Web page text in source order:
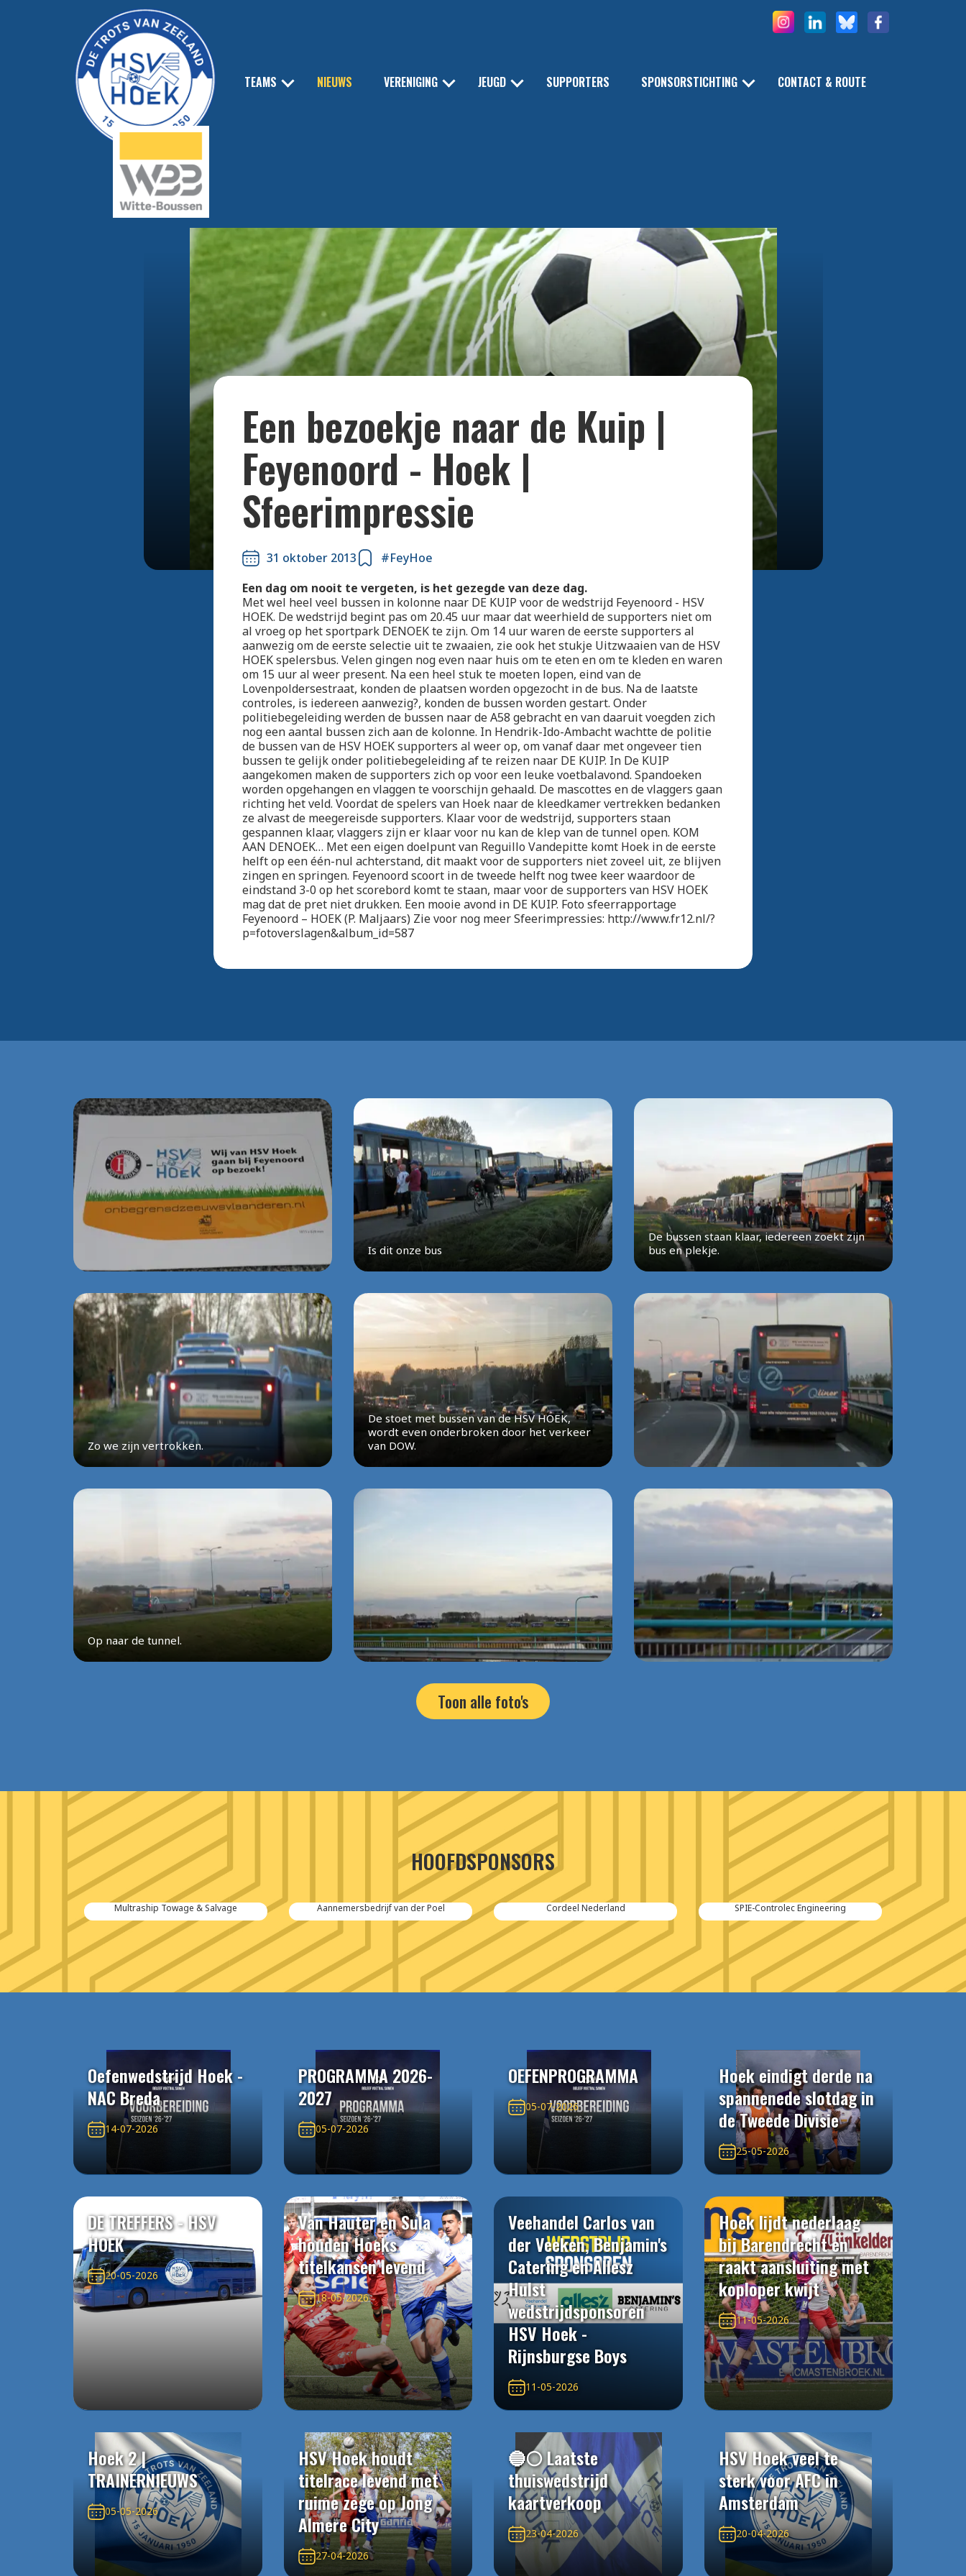
TEAMS NIEUWS VERENIGING JEUGD SUPPORTERS SPONSORSTICHTING CONTACT & ROUTE
Bekijk alle foto's
Een bezoekje naar de Kuip |
Feyenoord - Hoek |
Sfeerimpressie
31 oktober 2013
#FeyHoe
Een dag om nooit te vergeten, is het gezegde van deze dag.
Met wel heel veel bussen in kolonne naar DE KUIP voor de wedstrijd Feyenoord - HSV
HOEK. De wedstrijd begint pas om 20.45 uur maar dat weerhield de supporters niet om
al vroeg op het sportpark DENOEK te zijn. Om 14 uur waren de eerste supporters al
aanwezig om de eerste selectie uit te zwaaien, zie ook het stukje Uitzwaaien van de HSV
HOEK spelersbus. Velen gingen nog even naar huis om te eten en om te kleden en waren
om 15 uur al weer present. Na een heel stuk te moeten lopen, eind van de
Lovenpoldersestraat, konden de plaatsen worden opgezocht in de bus. Na de laatste
controles, is iedereen aanwezig?, konden de bussen worden gestart. Onder
politiebegeleiding werden de bussen naar de A58 gebracht en van daaruit voegden zich
nog een aantal bussen zich aan de kolonne. In Hendrik-Ido-Ambacht wachtte de politie
de bussen van de HSV HOEK supporters al weer op, om vanaf daar met ongeveer tien
bussen te gelijk onder politiebegeleiding af te reizen naar DE KUIP. In De KUIP
aangekomen maken de supporters zich op voor een leuke voetbalavond. Spandoeken
worden opgehangen en vlaggen te voorschijn gehaald. De mascottes en de vlaggers gaan
richting het veld. Voordat de spelers van Hoek naar de kleedkamer vertrekken bedanken
ze alvast de meegereisde supporters. Klaar voor de wedstrijd, supporters staan
gespannen klaar, vlaggers zijn er klaar voor nu kan de klep van de tunnel open. KOM
AAN DENOEK… Met een eigen doelpunt van Reguillo Vandepitte komt Hoek in de eerste
helft op een één-nul achterstand, dit maakt voor de supporters niet zoveel uit, ze blijven
zingen en springen. Feyenoord scoort in de tweede helft nog twee keer waardoor de
eindstand 3-0 op het scorebord komt te staan, maar voor de supporters van HSV HOEK
mag dat de pret niet drukken. Een mooie avond in DE KUIP. Foto sfeerrapportage
Feyenoord – HOEK (P. Maljaars) Zie voor nog meer Sfeerimpressies: http://www.fr12.nl/?
p=fotoverslagen&album_id=587
Is dit onze bus
De bussen staan klaar, iedereen zoekt zijn
bus en plekje.
Zo we zijn vertrokken.
De stoet met bussen van de HSV HOEK,
wordt even onderbroken door het verkeer
van DOW.
Op naar de tunnel.
Toon alle foto's
HOOFDSPONSORS
Multraship Towage & Salvage Aannemersbedrijf van der Poel Cordeel Nederland SPIE-Controlec Engineering
Oefenwedstrijd Hoek -
NAC Breda
14-07-2026
PROGRAMMA 2026-
2027
05-07-2026
OEFENPROGRAMMA
05-07-2026
Hoek eindigt derde na
spannenede slotdag in
de Tweede Divisie
25-05-2026
DE TREFFERS - HSV
HOEK
20-05-2026
Van Hauter en Sula
houden Hoeks
titelkansen levend
18-05-2026
Veehandel Carlos van
der Veeken, Benjamin's
Catering en Allesz
Hulst
wedstrijdsponsoren
HSV Hoek -
Rijnsburgse Boys
11-05-2026
Hoek lijdt nederlaag
bij Barendrecht en
raakt aansluiting met
koploper kwijt
11-05-2026
Hoek 2 |
TRAINERNIEUWS
05-05-2026
HSV Hoek houdt
titelrace levend met
ruime zege op Jong
Almere City
27-04-2026
🔵⚪️ Laatste
thuiswedstrijd
kaartverkoop
23-04-2026
HSV Hoek veel te
sterk voor AFC in
Amsterdam
20-04-2026